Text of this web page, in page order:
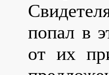
попал в
от их